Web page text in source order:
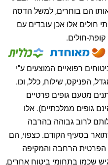
הם בוחרים, למשל הדסה
חולים אלו אכן עובדים עם
חולים.
רפואיים המוצעים ע"י
הפניקס, שילוח, כלל, וכו.
מטעם גופים פרטיים
גופים ממלכתיים). אלו
לרוב גבוהה בהרבה
בסעיף הקודם. כצפוי, הם
הרחבה והמקיפה
שכמו בתחומי ביטוח אחרים,